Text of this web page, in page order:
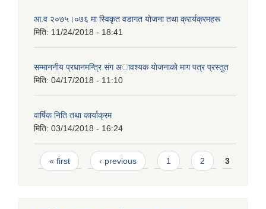
आ.व २०७५।०७६ मा स्विकृत वडागत याेजना तथा क्रार्यक्रमहरू
मिति: 11/24/2018 - 18:41
सम्माननीय प्रधानमन्त्रि संग अावश्यक याेजनाकाे माग पत्र प्रस्तुत
मिति: 04/17/2018 - 11:10
वार्षिक निति तथा कार्याक्रम
मिति: 03/14/2018 - 16:24
Pages
« first ‹ previous 1 2 3